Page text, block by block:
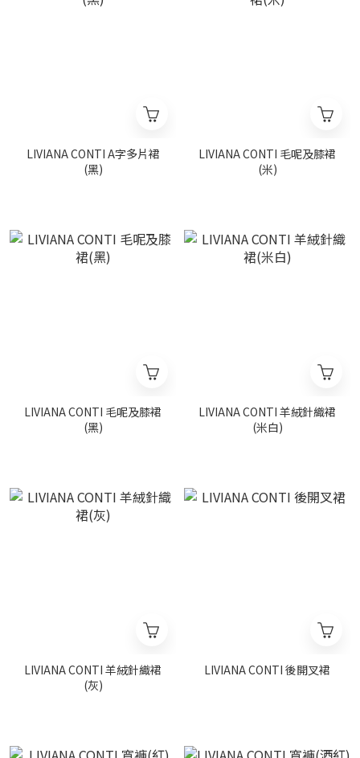
LIVIANA CONTI A字多片裙
(黑)
LIVIANA CONTI 毛呢及膝裙
(米)
LIVIANA CONTI 毛呢及膝裙
(黑)
LIVIANA CONTI 羊絨針織裙
(米白)
LIVIANA CONTI 羊絨針織裙
(灰)
LIVIANA CONTI 後開叉裙